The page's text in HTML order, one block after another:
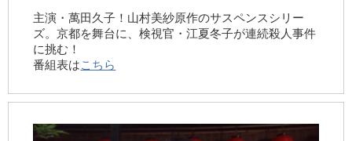
主演・萬田久子！山村美紗原作のサスペンスシリー
ズ。京都を舞台に、検視官・江夏冬子が連続殺人事件
に挑む！
番組表はこちら